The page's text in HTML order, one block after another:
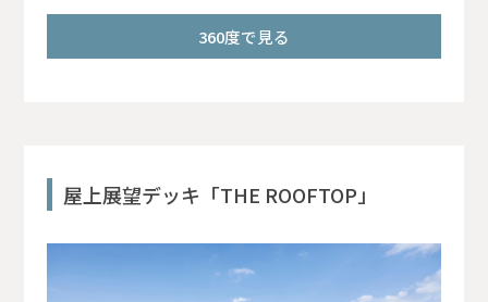
360度で見る
屋上展望デッキ「THE ROOFTOP」